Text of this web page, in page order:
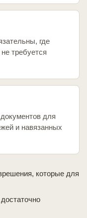
где
требуется
для
и навязанных
которые для